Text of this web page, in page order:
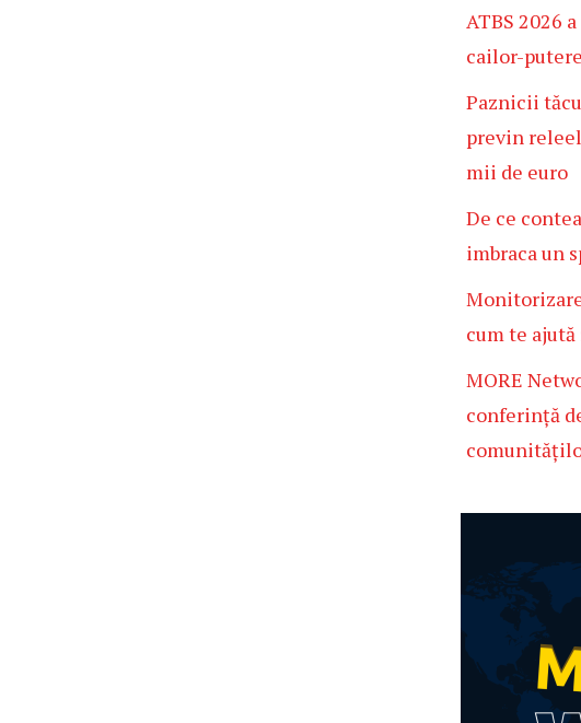
ATBS 2026
cailor-putere
Paznicii
previn
mii de euro
De ce
imbraca un
cum te ajută
MORE
conferință